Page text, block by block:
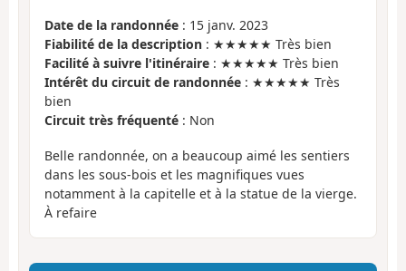
Date de la randonnée : 15 janv. 2023
Fiabilité de la description : ★★★★★ Très bien
Facilité à suivre l'itinéraire : ★★★★★ Très bien
Intérêt du circuit de randonnée : ★★★★★ Très
bien
Circuit très fréquenté : Non
Belle randonnée, on a beaucoup aimé les sentiers
dans les sous-bois et les magnifiques vues
notamment à la capitelle et à la statue de la vierge.
À refaire